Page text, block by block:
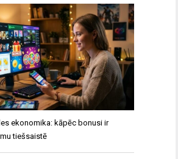
ekonomika: kāpēc bonusi ir
tiešsaistē